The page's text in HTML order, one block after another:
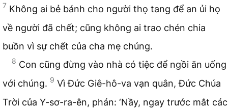
7 Không ai bẻ bánh cho người thọ tang để an ủi họ
về người đã chết; cũng không ai trao chén chia
buồn vì sự chết của cha mẹ chúng.
8 Con cũng đừng vào nhà có tiệc để ngồi ăn uống
với chúng. 9 Vì Đức Giê-hô-va vạn quân, Đức Chúa
Trời của Y-sơ-ra-ên, phán: ‘Nầy, ngay trước mắt các